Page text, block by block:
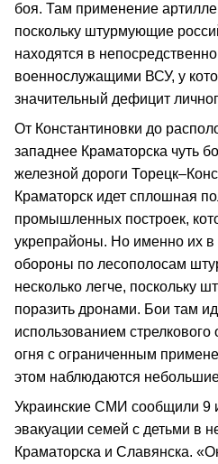
боя. Там применение
поскольку штурмующие
находятся в
военнослужащими ВСУ, у
значительный дефицит
От Константиновки до
западнее Краматорска чуть
железной дороги
Краматорск идет сплошная
промышленных построек,
укрепрайоны. Но именно их в
обороны по лесополосам
несколько легче, поскольку
поразить дронами. Бои там
использованием
огня с ограниченным
этом наблюдаются
Украинские СМИ сообщили 9
эвакуации семей с детьми в
Краматорска и Славянска.